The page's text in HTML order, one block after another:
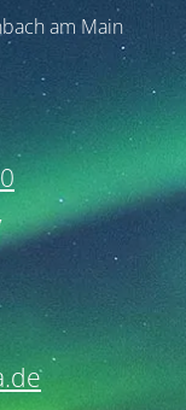
am Main